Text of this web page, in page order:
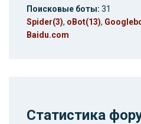
Поисковые боты: 31
Spider(3), oBot(13),
Baidu.com
Статистика